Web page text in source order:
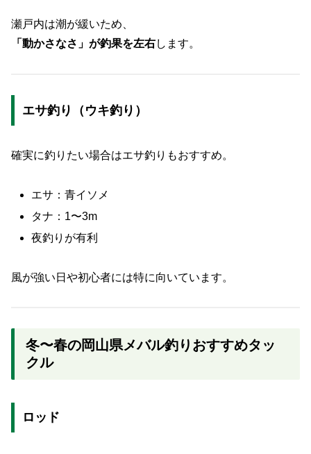
瀬戸内は潮が緩いため、
「動かさなさ」が釣果を左右します。
エサ釣り（ウキ釣り）
確実に釣りたい場合はエサ釣りもおすすめ。
エサ：青イソメ
タナ：1〜3m
夜釣りが有利
風が強い日や初心者には特に向いています。
冬〜春の岡山県メバル釣りおすすめタッ
クル
ロッド